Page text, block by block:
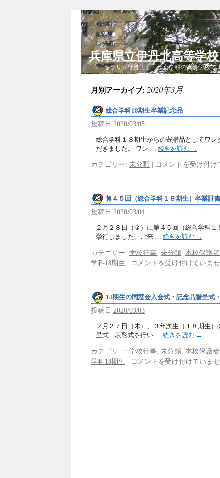
兵庫県立伊丹北高等学
「キラリ☆個性！」 総合学科の高等学校で
月別アーカイブ: 2020年3月
総合学科18期生卒業記念品
投稿日 2020/03/05
総合学科１８期生からの寄贈品としてワン
だきました。 ワン … 続きを読む →
カテゴリー: 未分類 | コメントを受け付け
第４５回（総合学科１８期生）卒業証
投稿日 2020/03/04
２月２８日（金）に第４５回（総合学科
挙行しました。ご来 … 続きを読む →
カテゴリー: 学校行事 未分類 本校保護
学科18期生 | コメントを受け付けていま
18期生の同窓会入会式・記念品贈呈式
投稿日 2020/03/03
２月２７日（木）、３年次生（１８期生
呈式、表彰式を行い … 続きを読む →
カテゴリー: 学校行事 未分類 本校保護
学科18期生 | コメントを受け付けていま